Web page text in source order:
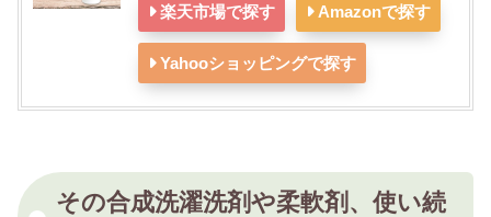
楽天市場で探す Amazonで探す
Yahooショッピングで探す
その合成洗濯洗剤や柔軟剤、使い続